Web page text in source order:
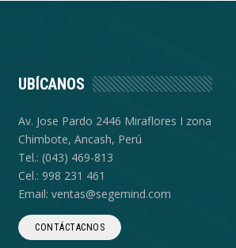
UBÍCANOS
Av. Jose Pardo 2446 Miraflores I zona
Chimbote, Ancash, Perú
Tel.: (043) 469-813
Cel.: 998 231 461
Email: ventas@segemind.com
CONTÁCTACNOS